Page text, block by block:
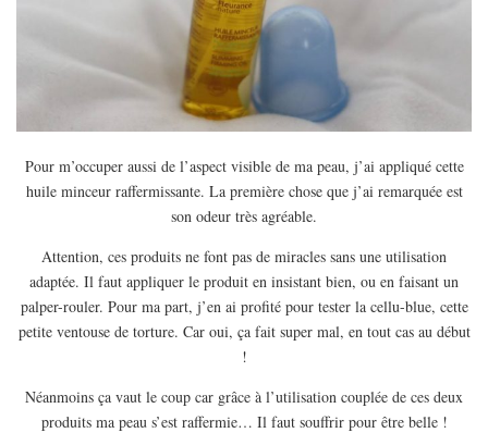
Pour m’occuper aussi de l’aspect visible de ma peau, j’ai appliqué cette
huile minceur raffermissante. La première chose que j’ai remarquée est
son odeur très agréable.
Attention, ces produits ne font pas de miracles sans une utilisation
adaptée. Il faut appliquer le produit en insistant bien, ou en faisant un
palper-rouler. Pour ma part, j’en ai profité pour tester la cellu-blue, cette
petite ventouse de torture. Car oui, ça fait super mal, en tout cas au début
!
Néanmoins ça vaut le coup car grâce à l’utilisation couplée de ces deux
produits ma peau s’est raffermie… Il faut souffrir pour être belle !